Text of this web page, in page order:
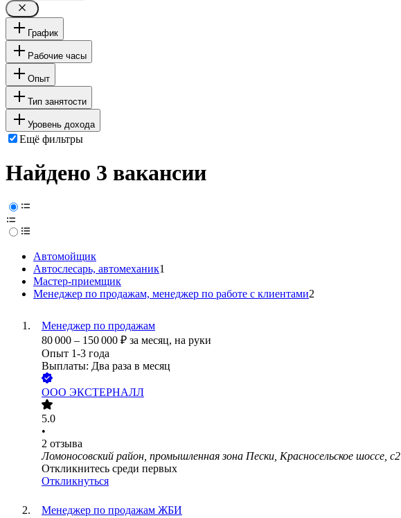
График
Рабочие часы
Опыт
Тип занятости
Уровень дохода
Ещё фильтры
Найдено 3 вакансии
Автомойщик
Автослесарь, автомеханик1
Мастер-приемщик
Менеджер по продажам, менеджер по работе с клиентами2
Менеджер по продажам
80 000 – 150 000 ₽ за месяц, на руки
Опыт 1-3 года
Выплаты: Два раза в месяц
ООО ЭКСТЕРНАЛЛ
5.0
•
2 отзыва
Ломоносовский район, промышленная зона Пески, Красносельское шоссе, с2
Откликнитесь среди первых
Откликнуться
Менеджер по продажам ЖБИ